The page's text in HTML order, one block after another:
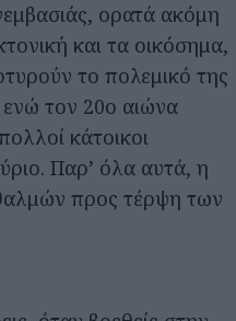
ορατά ακόμη
και τα οικόσημα,
το πολεμικό της
τον 20ο αιώνα
κάτοικοι
Παρ’ όλα αυτά, η
προς τέρψη των